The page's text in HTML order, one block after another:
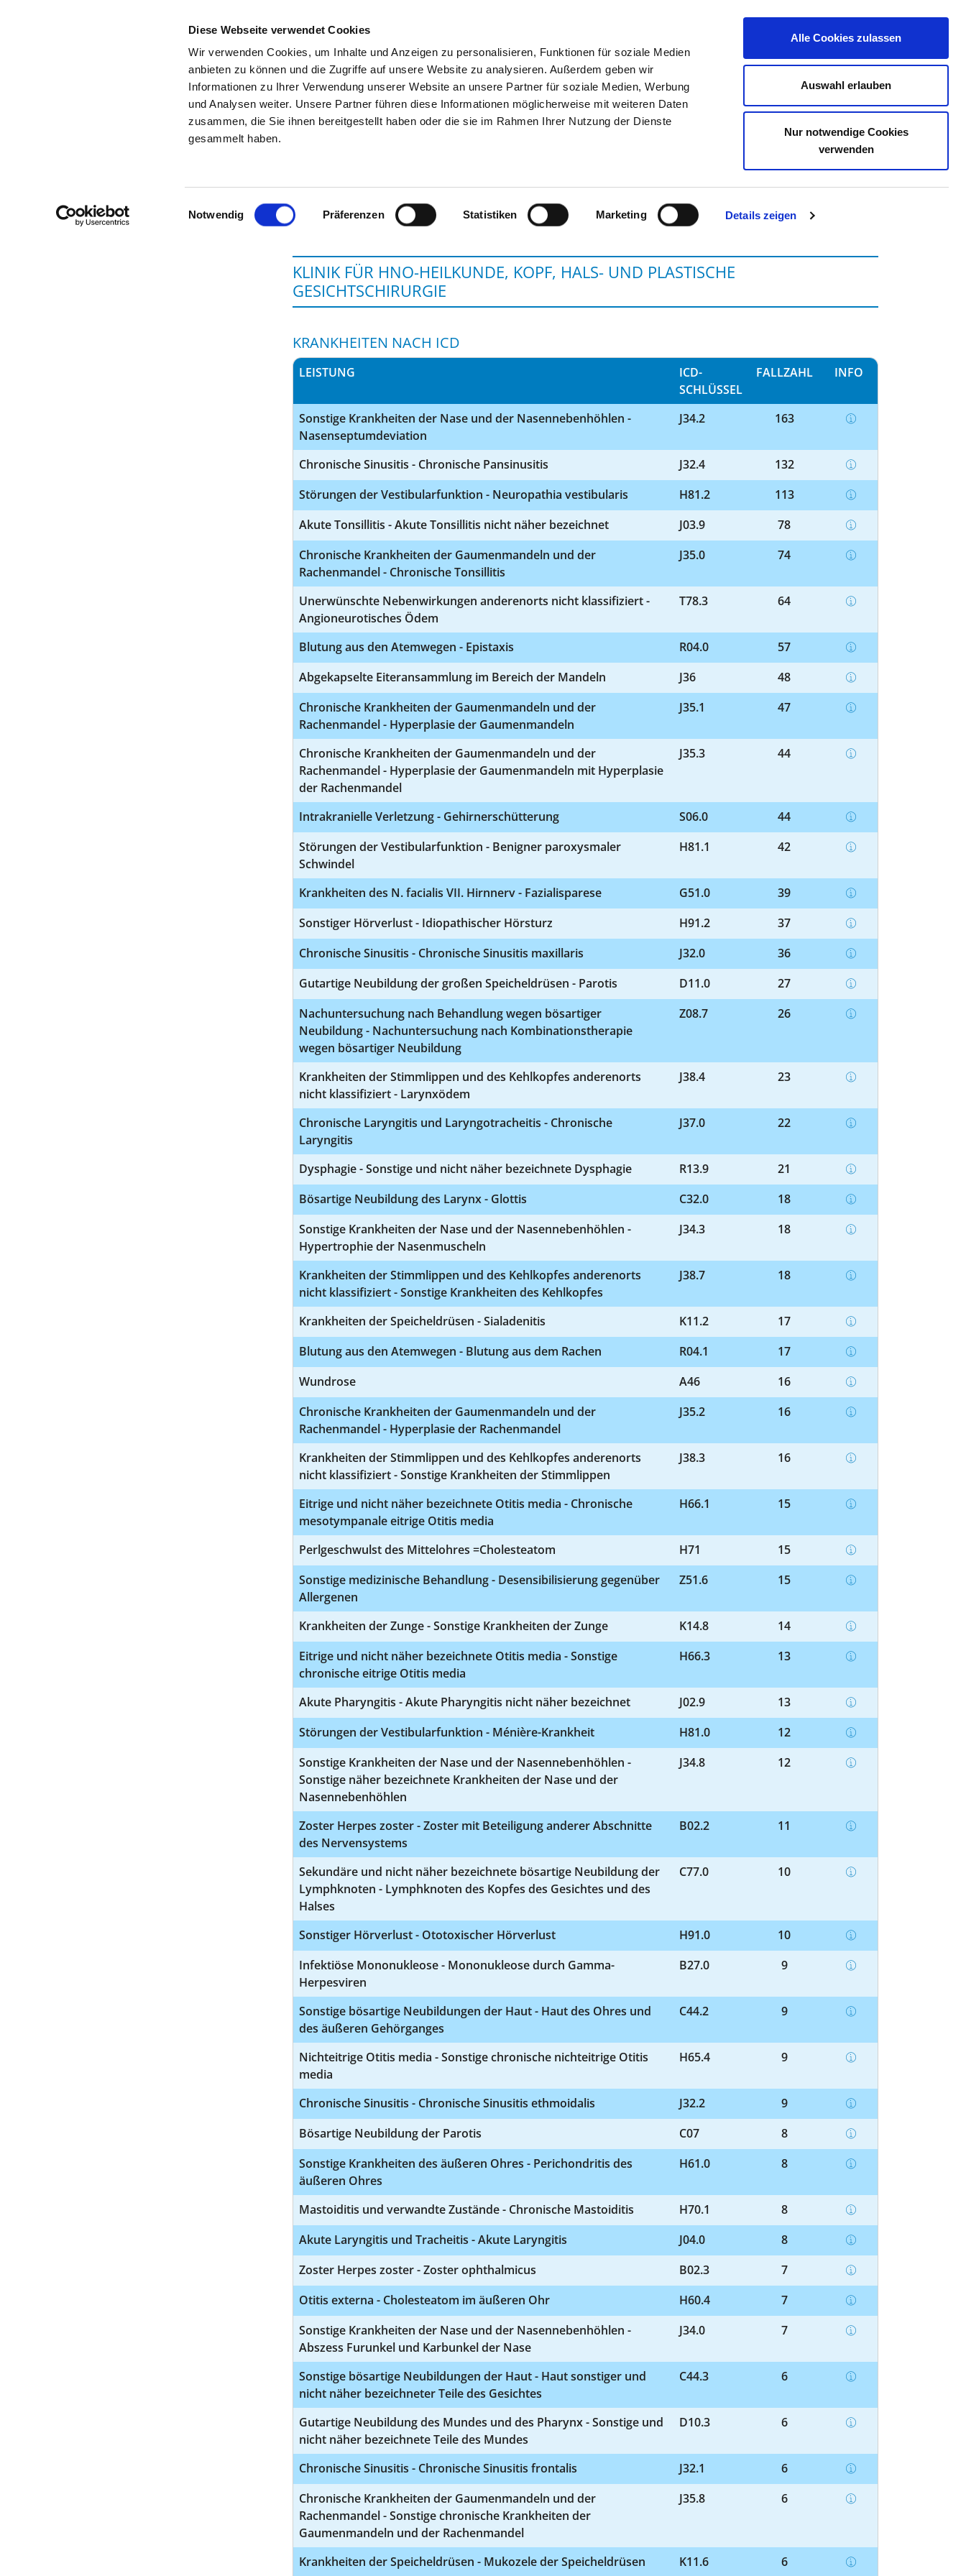
Diese Webseite verwendet Cookies
Wir verwenden Cookies, um Inhalte und Anzeigen zu personalisieren, Funktionen für soziale Medien
anbieten zu können und die Zugriffe auf unsere Website zu analysieren. Außerdem geben wir
Informationen zu Ihrer Verwendung unserer Website an unsere Partner für soziale Medien, Werbung
und Analysen weiter. Unsere Partner führen diese Informationen möglicherweise mit weiteren Daten
zusammen, die Sie ihnen bereitgestellt haben oder die sie im Rahmen Ihrer Nutzung der Dienste
gesammelt haben.
Einwilligungsauswahl
Notwendig Präferenzen Statistiken Marketing Details zeigen
Alle Cookies zulassen
Auswahl erlauben
Nur notwendige Cookies
verwenden
SUCHEN TIPPS & HILFE DAS DKV STELLENBÖRSE KONTAKT IHRE MEINUNG
Startseite der Fachabteilung
KLINIK FÜR HNO-HEILKUNDE, KOPF, HALS- UND PLASTISCHE
GESICHTSCHIRURGIE
KRANKHEITEN NACH ICD
LEISTUNG
ICD-
SCHLÜSSEL
FALLZAHL INFO
Sonstige Krankheiten der Nase und der Nasennebenhöhlen -
Nasenseptumdeviation
J34.2 163
Chronische Sinusitis - Chronische Pansinusitis J32.4
132
Störungen der Vestibularfunktion - Neuropathia vestibularis
H81.2
113
Akute Tonsillitis - Akute Tonsillitis nicht näher bezeichnet
J03.9
78
Chronische Krankheiten der Gaumenmandeln und der
Rachenmandel - Chronische Tonsillitis
J35.0 74
Unerwünschte Nebenwirkungen anderenorts nicht klassifiziert -
Angioneurotisches Ödem
T78.3 64
Blutung aus den Atemwegen - Epistaxis R04.0
57
Abgekapselte Eiteransammlung im Bereich der Mandeln
J36
48
Chronische Krankheiten der Gaumenmandeln und der
Rachenmandel - Hyperplasie der Gaumenmandeln
J35.1 47
Chronische Krankheiten der Gaumenmandeln und der
Rachenmandel - Hyperplasie der Gaumenmandeln mit Hyperplasie
der Rachenmandel
J35.3 44
Intrakranielle Verletzung - Gehirnerschütterung S06.0
44
Störungen der Vestibularfunktion - Benigner paroxysmaler
Schwindel
H81.1 42
Krankheiten des N. facialis VII. Hirnnerv - Fazialisparese G51.0
39
Sonstiger Hörverlust - Idiopathischer Hörsturz
H91.2
37
Chronische Sinusitis - Chronische Sinusitis maxillaris
J32.0
36
Gutartige Neubildung der großen Speicheldrüsen - Parotis
D11.0
27
Nachuntersuchung nach Behandlung wegen bösartiger
Neubildung - Nachuntersuchung nach Kombinationstherapie
wegen bösartiger Neubildung
Z08.7 26
Krankheiten der Stimmlippen und des Kehlkopfes anderenorts
nicht klassifiziert - Larynxödem
J38.4 23
Chronische Laryngitis und Laryngotracheitis - Chronische
Laryngitis
J37.0 22
Dysphagie - Sonstige und nicht näher bezeichnete Dysphagie R13.9
21
Bösartige Neubildung des Larynx - Glottis
C32.0
18
Sonstige Krankheiten der Nase und der Nasennebenhöhlen -
Hypertrophie der Nasenmuscheln
J34.3 18
Krankheiten der Stimmlippen und des Kehlkopfes anderenorts
nicht klassifiziert - Sonstige Krankheiten des Kehlkopfes
J38.7 18
Krankheiten der Speicheldrüsen - Sialadenitis K11.2
17
Blutung aus den Atemwegen - Blutung aus dem Rachen
R04.1
17
Wundrose
A46
16
Chronische Krankheiten der Gaumenmandeln und der
Rachenmandel - Hyperplasie der Rachenmandel
J35.2 16
Krankheiten der Stimmlippen und des Kehlkopfes anderenorts
nicht klassifiziert - Sonstige Krankheiten der Stimmlippen
J38.3 16
Eitrige und nicht näher bezeichnete Otitis media - Chronische
mesotympanale eitrige Otitis media
H66.1 15
Perlgeschwulst des Mittelohres =Cholesteatom H71
15
Sonstige medizinische Behandlung - Desensibilisierung gegenüber
Allergenen
Z51.6 15
Krankheiten der Zunge - Sonstige Krankheiten der Zunge K14.8
14
Eitrige und nicht näher bezeichnete Otitis media - Sonstige
chronische eitrige Otitis media
H66.3 13
Akute Pharyngitis - Akute Pharyngitis nicht näher bezeichnet J02.9
13
Störungen der Vestibularfunktion - Ménière-Krankheit
H81.0
12
Sonstige Krankheiten der Nase und der Nasennebenhöhlen -
Sonstige näher bezeichnete Krankheiten der Nase und der
Nasennebenhöhlen
J34.8 12
Zoster Herpes zoster - Zoster mit Beteiligung anderer Abschnitte
des Nervensystems
B02.2 11
Sekundäre und nicht näher bezeichnete bösartige Neubildung der
Lymphknoten - Lymphknoten des Kopfes des Gesichtes und des
Halses
C77.0 10
Sonstiger Hörverlust - Ototoxischer Hörverlust H91.0
10
Infektiöse Mononukleose - Mononukleose durch Gamma-
Herpesviren
B27.0 9
Sonstige bösartige Neubildungen der Haut - Haut des Ohres und
des äußeren Gehörganges
C44.2 9
Nichteitrige Otitis media - Sonstige chronische nichteitrige Otitis
media
H65.4 9
Chronische Sinusitis - Chronische Sinusitis ethmoidalis J32.2
9
Bösartige Neubildung der Parotis
C07
8
Sonstige Krankheiten des äußeren Ohres - Perichondritis des
äußeren Ohres
H61.0 8
Mastoiditis und verwandte Zustände - Chronische Mastoiditis H70.1
8
Akute Laryngitis und Tracheitis - Akute Laryngitis
J04.0
8
Zoster Herpes zoster - Zoster ophthalmicus
B02.3
7
Otitis externa - Cholesteatom im äußeren Ohr
H60.4
7
Sonstige Krankheiten der Nase und der Nasennebenhöhlen -
Abszess Furunkel und Karbunkel der Nase
J34.0 7
Sonstige bösartige Neubildungen der Haut - Haut sonstiger und
nicht näher bezeichneter Teile des Gesichtes
C44.3 6
Gutartige Neubildung des Mundes und des Pharynx - Sonstige und
nicht näher bezeichnete Teile des Mundes
D10.3 6
Chronische Sinusitis - Chronische Sinusitis frontalis J32.1
6
Chronische Krankheiten der Gaumenmandeln und der
Rachenmandel - Sonstige chronische Krankheiten der
Gaumenmandeln und der Rachenmandel
J35.8 6
Krankheiten der Speicheldrüsen - Mukozele der Speicheldrüsen K11.6 6